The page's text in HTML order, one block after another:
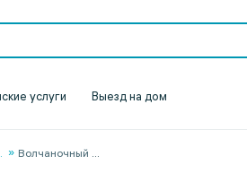
услуги Выезд на дом
Волчаночный ...